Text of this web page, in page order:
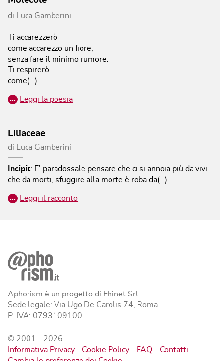
di Luca Gamberini
Ti accarezzerò
come accarezzo un fiore,
senza fare il minimo rumore.
Ti respirerò
come(…)
… Leggi la poesia
Liliaceae
di Luca Gamberini
Incipit: E' paradossale pensare che ci si annoia più da vivi
che da morti, sfuggire alla morte è roba da(…)
… Leggi il racconto
Aphorism è un progetto di Ehinet Srl
Sede legale: Via Ugo De Carolis 74, Roma
P. IVA: 0793109100
© 2001 - 2026
Informativa Privacy - Cookie Policy - FAQ - Contatti -